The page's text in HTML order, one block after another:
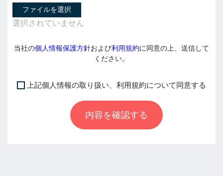
ファイルを選択
当社の個人情報保護方針および利用規約に同意の上、送信して
ください。
上記個人情報の取り扱い、利用規約について同意する
内容を確認する